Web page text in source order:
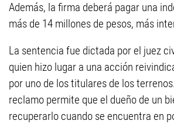
Además, la firma deberá pagar una
más de 14 millones de pesos, más
La sentencia fue dictada por el juez
quien hizo lugar a una acción
por uno de los titulares de los
reclamo permite que el dueño de un
recuperarlo cuando se encuentra en